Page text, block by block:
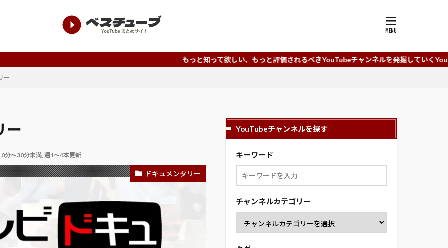
もっと知って欲しい、もっと評価されるべきYouTubeチャンネルを発掘していくYouTubeチャンネ
ー
ー
分～30分未満, 週1～4本更新
ドキュメンタリー
YouTubeチャンネルを探す
キーワード
チャンネルカテゴリー